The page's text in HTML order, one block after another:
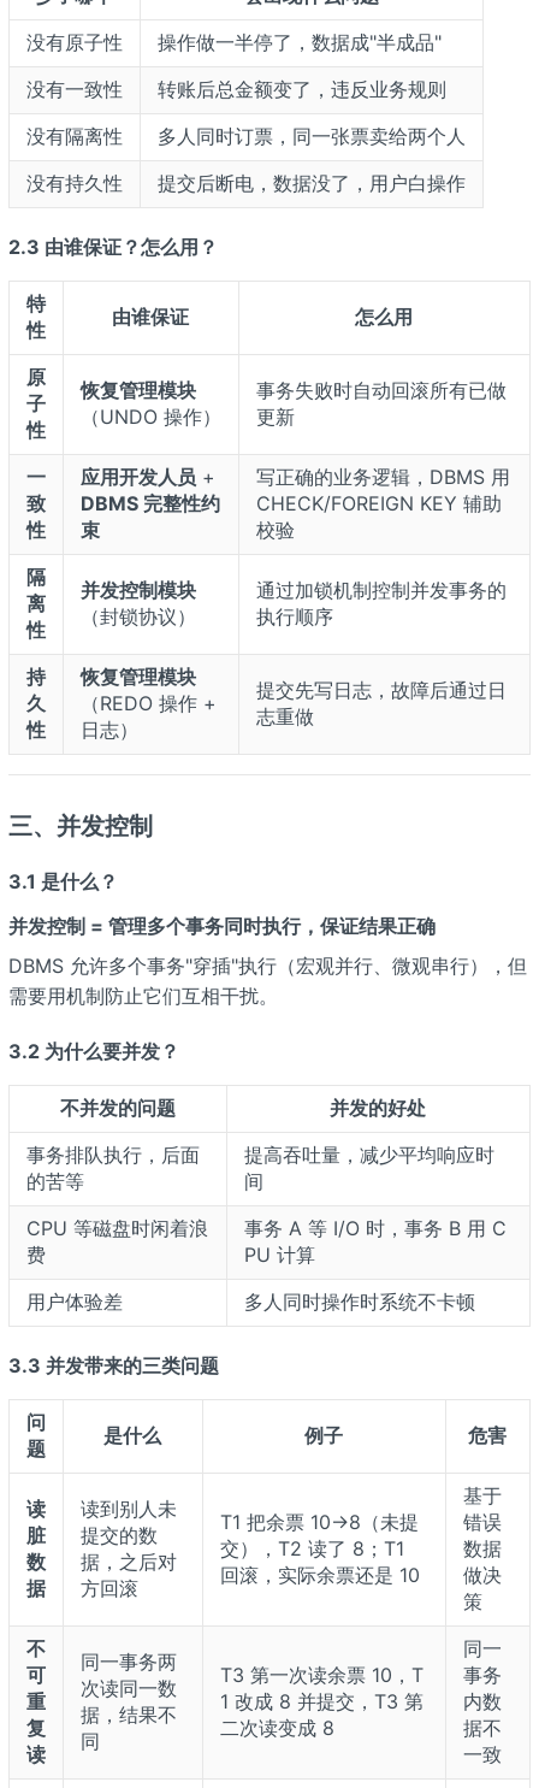
没有原子性
操作做一半停了，数据成"半成品"
没有一致性
转账后总金额变了，违反业务规则
没有隔离性
多人同时订票，同一张票卖给两个人
没有持久性
提交后断电，数据没了，用户白操作
2.3 由谁保证？怎么用？
特
性
由谁保证 怎么用
原
子
性
恢复管理模块
（UNDO 操作）
事务失败时自动回滚所有已做
更新
一
致
性
应用开发人员 +
DBMS 完整性约
束
写正确的业务逻辑，DBMS 用
CHECK/FOREIGN KEY 辅助
校验
隔
离
性
并发控制模块
（封锁协议）
通过加锁机制控制并发事务的
执行顺序
持
久
性
恢复管理模块
（REDO 操作 +
日志）
提交先写日志，故障后通过日
志重做
三、并发控制
3.1 是什么？
并发控制 = 管理多个事务同时执行，保证结果正确
DBMS 允许多个事务"穿插"执行（宏观并行、微观串行），但
需要用机制防止它们互相干扰。
3.2 为什么要并发？
不并发的问题
并发的好处
事务排队执行，后面
的苦等
提高吞吐量，减少平均响应时
间
CPU 等磁盘时闲着浪
费
事务 A 等 I/O 时，事务 B 用 C
PU 计算
用户体验差
多人同时操作时系统不卡顿
3.3 并发带来的三类问题
问
题
是什么 例子 危害
读
脏
数
据
读到别人未
提交的数
据，之后对
方回滚
T1 把余票 10→8（未提
交），T2 读了 8；T1
回滚，实际余票还是 10
基于
错误
数据
做决
策
不
可
重
复
读
同一事务两
次读同一数
据，结果不
同
T3 第一次读余票 10，T
1 改成 8 并提交，T3 第
二次读变成 8
同一
事务
内数
据不
一致